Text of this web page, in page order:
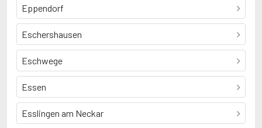
Eppendorf
Eschershausen
Eschwege
Essen
Esslingen am Neckar